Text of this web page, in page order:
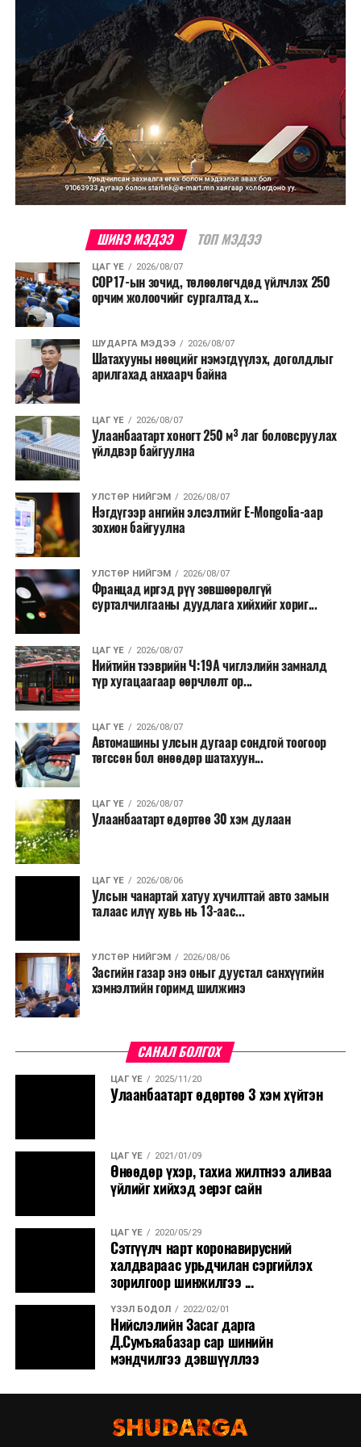
онд зохион байгуулагдсан. Түүнээс хойш жил бүр
тасралтгүй зохион байгуулагдаж ирсэн бөгөөд АНУ-
ын Эх орончдын өдөрт зориулан дөрөвдүгээр сарын
гурав дахь Даваа гаригт уламжлал болгон явуулдаг.
Олон улсын марафоны тэмцээнүүд дундаас нэр
хүндээрээ тэргүүлэх энэхүү уралдаанд оролцохын
тулд гүйгчид тодорхой босго хугацаа давсан байх
шаардлагатай нь онцлог юм.
ШИНЭ МЭДЭЭ ТОП МЭДЭЭ
ЦАГ ҮЕ 2026/08/07
COP17-ын зочид, төлөөлөгчдөд үйлчлэх 250
орчим жолоочийг сургалтад х...
ШУДАРГА МЭДЭЭ 2026/08/07
Шатахууны нөөцийг нэмэгдүүлэх, доголдлыг
арилгахад анхаарч байна
ЦАГ ҮЕ 2026/08/07
Улаанбаатарт хоногт 250 м³ лаг боловсруулах
үйлдвэр байгуулна
УЛСТӨР НИЙГЭМ 2026/08/07
Нэгдүгээр ангийн элсэлтийг E-Mongolia-аар
зохион байгуулна
УЛСТӨР НИЙГЭМ 2026/08/07
Францад иргэд рүү зөвшөөрөлгүй
сурталчилгааны дуудлага хийхийг хориг...
ЦАГ ҮЕ 2026/08/07
Нийтийн тээврийн Ч:19А чиглэлийн замналд
түр хугацаагаар өөрчлөлт ор...
ЦАГ ҮЕ 2026/08/07
Автомашины улсын дугаар сондгой тоогоор
төгссөн бол өнөөдөр шатахуун...
ЦАГ ҮЕ 2026/08/07
Улаанбаатарт өдөртөө 30 хэм дулаан
ЦАГ ҮЕ 2026/08/06
Улсын чанартай хатуу хучилттай авто замын
талаас илүү хувь нь 13-аас...
УЛСТӨР НИЙГЭМ 2026/08/06
Засгийн газар энэ оныг дуустал санхүүгийн
хэмнэлтийн горимд шилжинэ
САНАЛ БОЛГОХ
ЦАГ ҮЕ 2025/11/20
Улаанбаатарт өдөртөө 3 хэм хүйтэн
ЦАГ ҮЕ 2021/01/09
Өнөөдөр үхэр, тахиа жилтнээ аливаа
үйлийг хийхэд эерэг сайн
ЦАГ ҮЕ 2020/05/29
Сэтгүүлч нарт коронавирусний
халдвараас урьдчилан сэргийлэх
зорилгоор шинжилгээ ...
ҮЗЭЛ БОДОЛ 2022/02/01
Нийслэлийн Засаг дарга
Д.Сумъяабазар сар шинийн
мэндчилгээ дэвшүүллээ